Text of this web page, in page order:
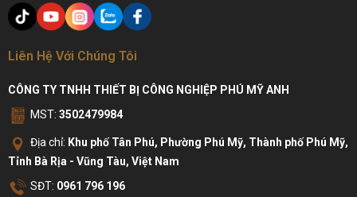
Liên Hệ Với Chúng Tôi
CÔNG TY TNHH THIẾT BỊ CÔNG NGHIỆP PHÚ MỸ ANH
MST: 3502479984
Địa chỉ: Khu phố Tân Phú, Phường Phú Mỹ, Thành phố Phú Mỹ,
Tỉnh Bà Rịa - Vũng Tàu, Việt Nam
SĐT: 0961 796 196